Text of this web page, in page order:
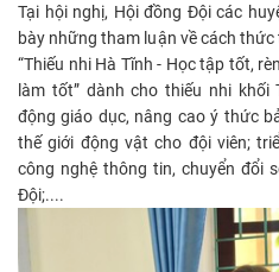
Tại hội nghị, Hội đồng Đội các
bày những tham luận về cách
“Thiếu nhi Hà Tĩnh - Học tập tốt,
làm tốt” dành cho thiếu nhi
động giáo dục, nâng cao ý thức
thế giới động vật cho đội viên;
công nghệ thông tin, chuyển đổi
Đội;....